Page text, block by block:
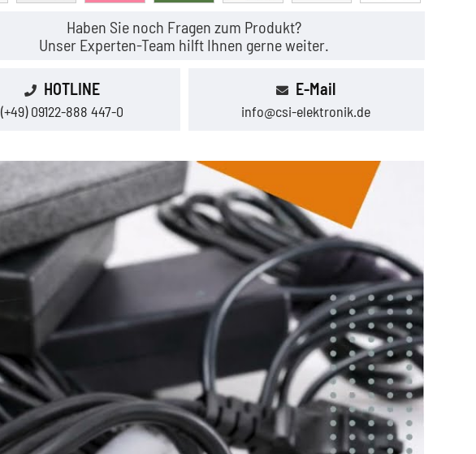
Haben Sie noch Fragen zum Produkt?
Unser Experten-Team hilft Ihnen gerne weiter.
HOTLINE
(+49) 09122-888 447-0
E-Mail
info@csi-elektronik.de